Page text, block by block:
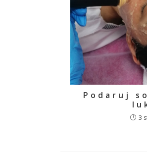
Podaruj
3